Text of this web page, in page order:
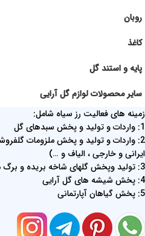
روبان
کاغذ
پایه و استند گل
سایر محصولات لوازم گل آرایی
زمینه های فعالیت رز سیاه شامل:
1: واردات و تولید و پخش سبدهای گل
2: واردات و تولید و پخش ملزومات
ایرانی و خارجی ، الیاف و …)
3: تولید وپخش گلهای شاخه بریده و برگ های طبیعی تزئینی
4: پخش شیشه های گل آرایی
5: پخش گیاهان آپارتمانی